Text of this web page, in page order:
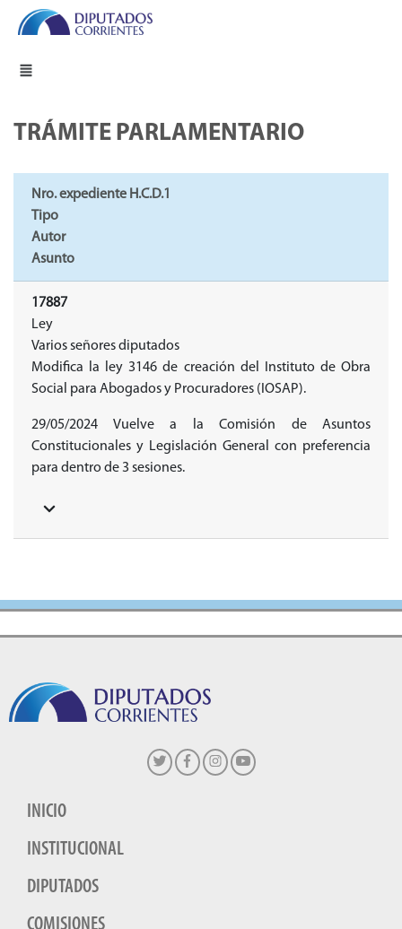
TRÁMITE PARLAMENTARIO
Nro. expediente H.C.D.1
Tipo
Autor
Asunto
17887
Ley
Varios señores diputados
Modifica la ley 3146 de creación del Instituto de Obra
Social para Abogados y Procuradores (IOSAP).
29/05/2024 Vuelve a la Comisión de Asuntos
Constitucionales y Legislación General con preferencia
para dentro de 3 sesiones.
INICIO
INSTITUCIONAL
DIPUTADOS